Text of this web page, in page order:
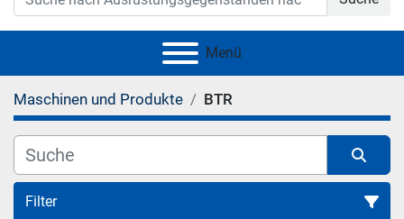
Menü
Maschinen und Produkte BTR
Filter